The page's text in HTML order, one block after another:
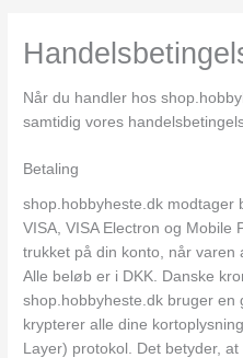
Når du handler hos
samtidig vores
Betaling
shop.hobbyheste.dk modtager
VISA, VISA Electron og Mobile
trukket på din konto, når varen
Alle beløb er i DKK. Danske
shop.hobbyheste.dk bruger en
krypterer alle dine
Layer) protokol. Det betyder,